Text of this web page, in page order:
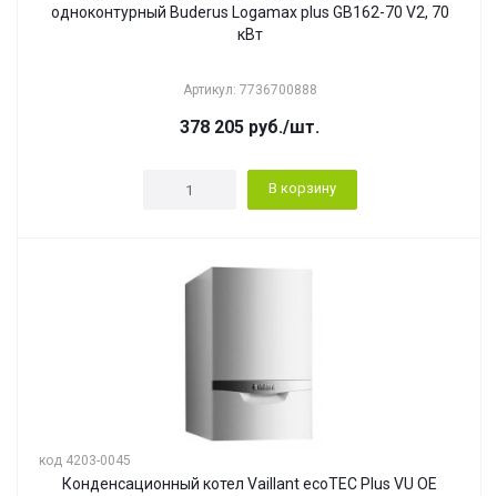
одноконтурный Buderus Logamax plus GB162-70 V2, 70
кВт
Артикул: 7736700888
378 205 руб./шт.
В корзину
код 4203-0045
Конденсационный котел Vaillant ecoTEC Plus VU OE